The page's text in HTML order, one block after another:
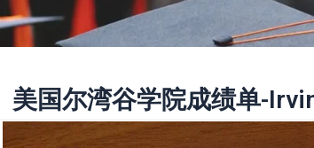
美国尔湾谷学院成绩单-